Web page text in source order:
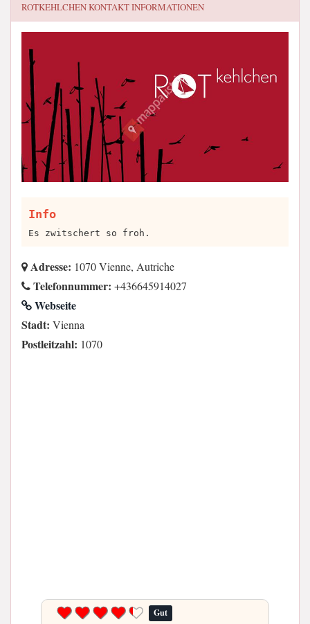
ROTKEHLCHENKONTAKT INFORMATIONEN
Info
Es zwitschert so froh.
Adresse: 1070 Vienne, Autriche
Telefonnummer: +436645914027
Webseite
Stadt: Vienna
Postleitzahl: 1070
Gut